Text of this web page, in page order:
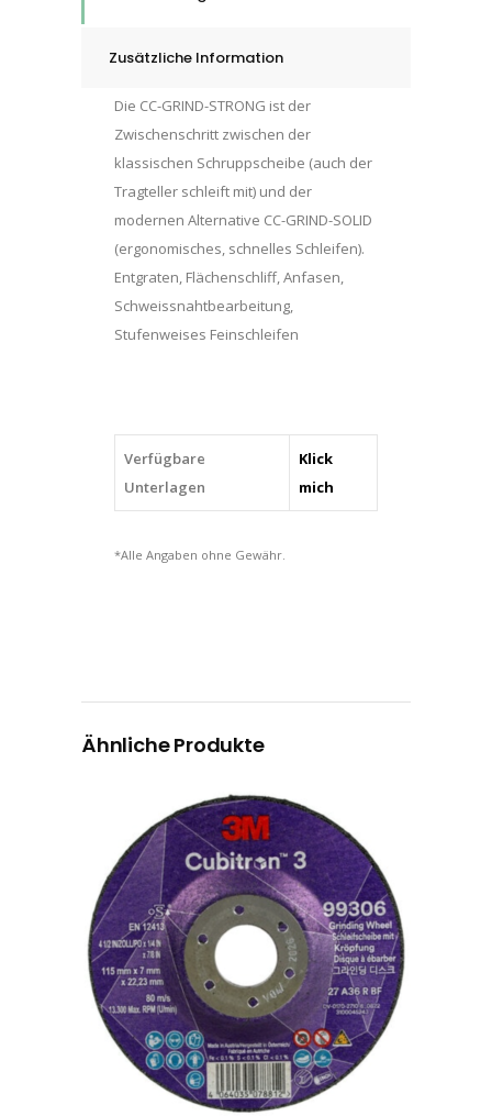
GRIND-
STRONG
STEEL
Zusätzliche Information
Die CC-GRIND-STRONG ist der
Zwischenschritt zwischen der
klassischen Schruppscheibe (auch der
Tragteller schleift mit) und der
modernen Alternative CC-GRIND-SOLID
(ergonomisches, schnelles Schleifen).
Entgraten, Flächenschliff, Anfasen,
Schweissnahtbearbeitung,
Stufenweises Feinschleifen
Verfügbare
Unterlagen
Klick
mich
*Alle Angaben ohne Gewähr.
Ähnliche Produkte